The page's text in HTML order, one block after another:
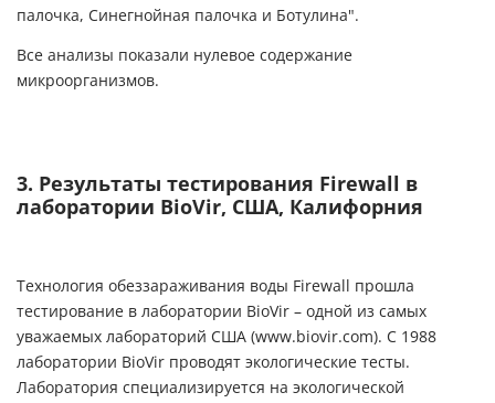
палочка, Синегнойная палочка и Ботулина".
Все анализы показали нулевое содержание
микроорганизмов.
3. Результаты тестирования Firewall в
лаборатории BioVir, США, Калифорния
Технология обеззараживания воды Firewall прошла
тестирование в лаборатории BioVir – одной из самых
уважаемых лабораторий США (www.biovir.com). С 1988
лаборатории BioVir проводят экологические тесты.
Лаборатория специализируется на экологической